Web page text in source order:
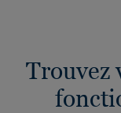
Trouvez